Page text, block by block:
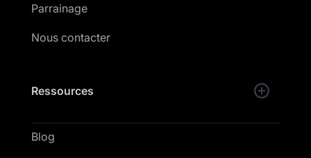
Parrainage
Nous contacter
Ressources
Blog